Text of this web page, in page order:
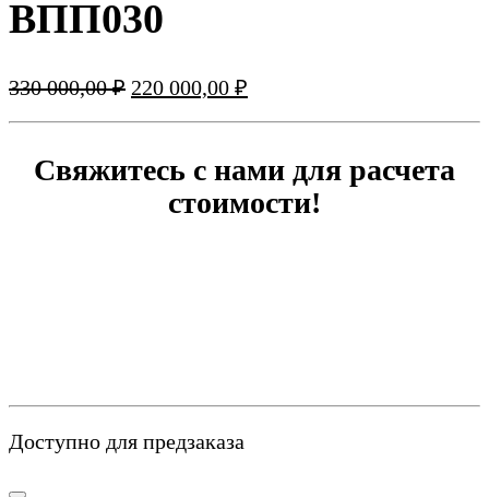
ВПП030
330 000,00₽ Первоначальная
000,00 ₽.
220 000,00 ₽
Свяжитесь с нами для расчета
стоимости!
Доступно для предзаказа